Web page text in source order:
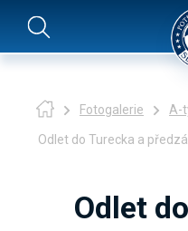
Fotogalerie A-
Odlet do Turecka a
Odlet